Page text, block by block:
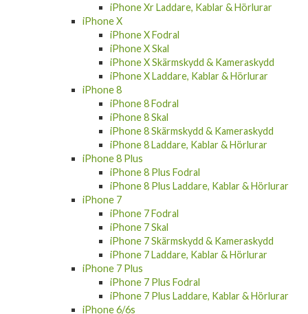
iPhone Xr Laddare, Kablar & Hörlurar
iPhone X
iPhone X Fodral
iPhone X Skal
iPhone X Skärmskydd & Kameraskydd
iPhone X Laddare, Kablar & Hörlurar
iPhone 8
iPhone 8 Fodral
iPhone 8 Skal
iPhone 8 Skärmskydd & Kameraskydd
iPhone 8 Laddare, Kablar & Hörlurar
iPhone 8 Plus
iPhone 8 Plus Fodral
iPhone 8 Plus Laddare, Kablar & Hörlurar
iPhone 7
iPhone 7 Fodral
iPhone 7 Skal
iPhone 7 Skärmskydd & Kameraskydd
iPhone 7 Laddare, Kablar & Hörlurar
iPhone 7 Plus
iPhone 7 Plus Fodral
iPhone 7 Plus Laddare, Kablar & Hörlurar
iPhone 6/6s